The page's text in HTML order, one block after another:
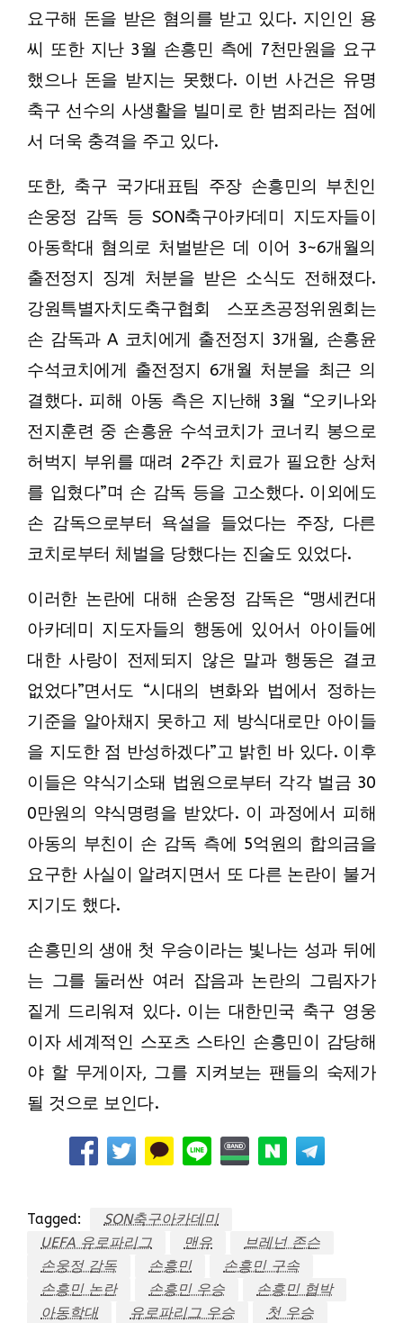
요구해 돈을 받은 혐의를 받고 있다. 지인인 용
씨 또한 지난 3월 손흥민 측에 7천만원을 요구
했으나 돈을 받지는 못했다. 이번 사건은 유명
축구 선수의 사생활을 빌미로 한 범죄라는 점에
서 더욱 충격을 주고 있다.
또한, 축구 국가대표팀 주장 손흥민의 부친인
손웅정 감독 등 SON축구아카데미 지도자들이
아동학대 혐의로 처벌받은 데 이어 3~6개월의
출전정지 징계 처분을 받은 소식도 전해졌다.
강원특별자치도축구협회 스포츠공정위원회는
손 감독과 A 코치에게 출전정지 3개월, 손흥윤
수석코치에게 출전정지 6개월 처분을 최근 의
결했다. 피해 아동 측은 지난해 3월 “오키나와
전지훈련 중 손흥윤 수석코치가 코너킥 봉으로
허벅지 부위를 때려 2주간 치료가 필요한 상처
를 입혔다”며 손 감독 등을 고소했다. 이외에도
손 감독으로부터 욕설을 들었다는 주장, 다른
코치로부터 체벌을 당했다는 진술도 있었다.
이러한 논란에 대해 손웅정 감독은 “맹세컨대
아카데미 지도자들의 행동에 있어서 아이들에
대한 사랑이 전제되지 않은 말과 행동은 결코
없었다”면서도 “시대의 변화와 법에서 정하는
기준을 알아채지 못하고 제 방식대로만 아이들
을 지도한 점 반성하겠다”고 밝힌 바 있다. 이후
이들은 약식기소돼 법원으로부터 각각 벌금 30
0만원의 약식명령을 받았다. 이 과정에서 피해
아동의 부친이 손 감독 측에 5억원의 합의금을
요구한 사실이 알려지면서 또 다른 논란이 불거
지기도 했다.
손흥민의 생애 첫 우승이라는 빛나는 성과 뒤에
는 그를 둘러싼 여러 잡음과 논란의 그림자가
짙게 드리워져 있다. 이는 대한민국 축구 영웅
이자 세계적인 스포츠 스타인 손흥민이 감당해
야 할 무게이자, 그를 지켜보는 팬들의 숙제가
될 것으로 보인다.
Tagged:
SON축구아카데미
UEFA 유로파리그
맨유
브레넌 존슨
손웅정 감독
손흥민
손흥민 구속
손흥민 논란
손흥민 우승
손흥민 협박
아동학대
유로파리그 우승
첫 우승